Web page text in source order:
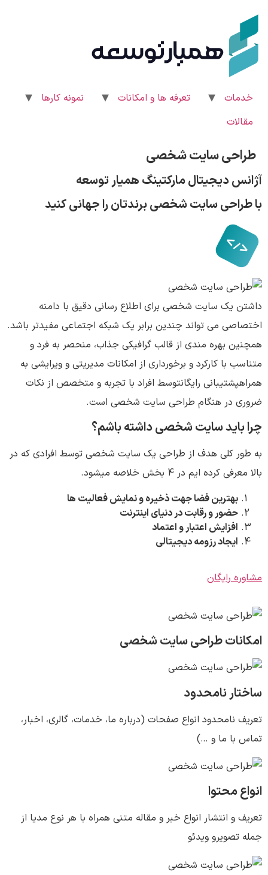
محتوا
خدمات تعرفه ها و امکانات
نمونه کارها
مقالات
طراحی سایت شخصی
آژانس دیجیتال مارکتینگ همیار توسعه
با طراحی سایت شخصی برندتان را جهانی کنید
داشتن یک سایت شخصی برای اطلاع رسانی دقیق با دامنه
اختصاصی می تواند چندین برابر یک شبکه اجتماعی مفیدتر باشد.
همچنین بهره مندی از قالب گرافیکی جذاب، منحصر به فرد و
متناسب با کارکرد و برخورداری از امکانات مدیریتی و ویرایشی به
همراهپشتیبانی رایگانتوسط افراد با تجربه و متخصص از نکات
ضروری در هنگام طراحی سایت شخصی است.
چرا باید سایت شخصی داشته باشم؟
به طور کلی هدف از طراحی یک سایت شخصی توسط افرادی که در
بالا معرفی کرده ایم در 4 بخش خلاصه میشود.
بهترین فضا جهت ذخیره و نمایش فعالیت ها
حضور و رقابت در دنیای اینترنت
افزایش اعتبار و اعتماد
ایجاد رزومه دیجیتالی
مشاوره رایگان
امکانات طراحی سایت شخصی
ساختار نامحدود
تعریف نامحدود انواع صفحات (درباره ما، خدمات، گالری، اخبار،
تماس با ما و …)
انواع محتوا
تعریف و انتشار انواع خبر و مقاله متنی همراه با هر نوع مدیا از
جمله تصویرو ویدئو